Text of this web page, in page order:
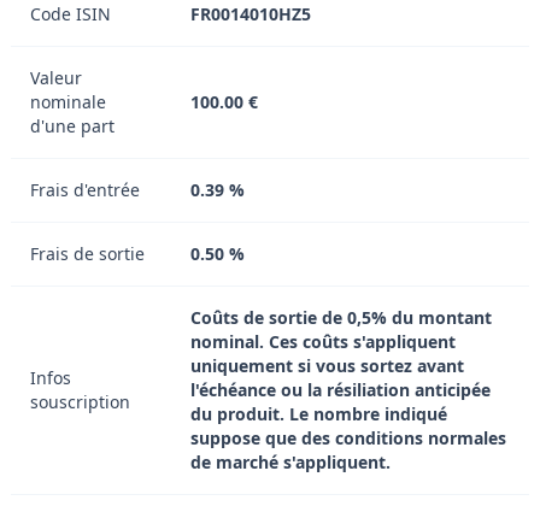
Code ISIN FR0014010HZ5
Valeur
nominale
d'une part
100.00 €
Frais d'entrée 0.39 %
Frais de sortie 0.50 %
Infos
souscription
Coûts de sortie de 0,5% du montant
nominal. Ces coûts s'appliquent
uniquement si vous sortez avant
l'échéance ou la résiliation anticipée
du produit. Le nombre indiqué
suppose que des conditions normales
de marché s'appliquent.